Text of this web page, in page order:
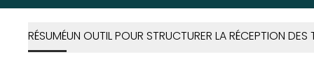
RÉSUMÉUN OUTIL POUR STRUCTURER LA RÉCEPTION